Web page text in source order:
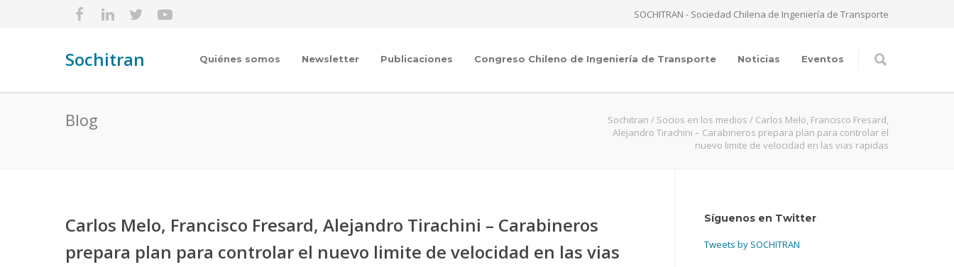
SOCHITRAN - Sociedad Chilena de Ingeniería de Transporte
Sochitran Quiénes somos Newsletter Publicaciones Congreso Chileno de Ingeniería de Transporte Noticias Eventos
Blog Sochitran / Socios en los medios / Carlos Melo, Francisco Fresard,
Alejandro Tirachini – Carabineros prepara plan para controlar el
nuevo limite de velocidad en las vias rapidas
Carlos Melo, Francisco Fresard, Alejandro Tirachini – Carabineros
prepara plan para controlar el nuevo limite de velocidad en las vias
Síguenos en Twitter
Tweets by SOCHITRAN